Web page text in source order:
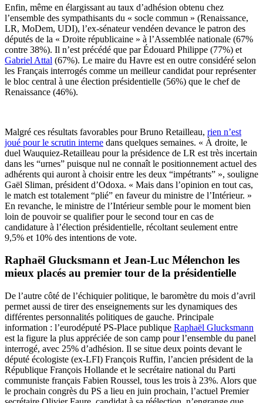
Enfin, même en élargissant au taux d’adhésion obtenu chez
l’ensemble des sympathisants du « socle commun » (Renaissance,
LR, MoDem, UDI), l’ex-sénateur vendéen devance le patron des
députés de la « Droite républicaine » à l’Assemblée nationale (67%
contre 38%). Il n’est précédé que par Édouard Philippe (77%) et
Gabriel Attal (67%). Le maire du Havre est en outre considéré selon
les Français interrogés comme un meilleur candidat pour représenter
le bloc central à une élection présidentielle (56%) que le chef de
Renaissance (46%).
Malgré ces résultats favorables pour Bruno Retailleau, rien n’est
joué pour le scrutin interne dans quelques semaines. « À droite, le
duel Wauquiez-Retailleau pour la présidence de LR est très incertain
dans les “urnes” puisque nul ne connaît le positionnement actuel des
adhérents qui auront à choisir entre les deux “impétrants” », souligne
Gaël Sliman, président d’Odoxa. « Mais dans l’opinion en tout cas,
le match est totalement “plié” en faveur du ministre de l’Intérieur. »
En revanche, le ministre de l’Intérieur semble pour le moment bien
loin de pouvoir se qualifier pour le second tour en cas de
candidature à l’élection présidentielle, récoltant seulement entre
9,5% et 10% des intentions de vote.
Raphaël Glucksmann et Jean-Luc Mélenchon les
mieux placés au premier tour de la présidentielle
De l’autre côté de l’échiquier politique, le baromètre du mois d’avril
permet aussi de tirer des enseignements sur les dynamiques des
différentes personnalités politiques de gauche. Principale
information : l’eurodéputé PS-Place publique Raphaël Glucksmann
est la figure la plus appréciée de son camp pour l’ensemble du panel
interrogé, avec 25% d’adhésion. Il se situe deux points devant le
député écologiste (ex-LFI) François Ruffin, l’ancien président de la
République François Hollande et le secrétaire national du Parti
communiste français Fabien Roussel, tous les trois à 23%. Alors que
le prochain congrès du PS a lieu en juin prochain, l’actuel Premier